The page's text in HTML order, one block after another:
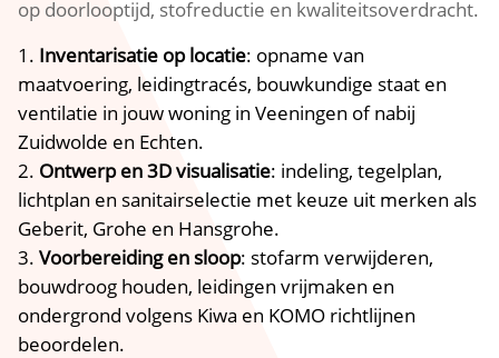
op doorlooptijd, stofreductie en kwaliteitsoverdracht.
Inventarisatie op locatie: opname van
maatvoering, leidingtracés, bouwkundige staat en
ventilatie in jouw woning in Veeningen of nabij
Zuidwolde en Echten.
Ontwerp en 3D visualisatie: indeling, tegelplan,
lichtplan en sanitairselectie met keuze uit merken als
Geberit, Grohe en Hansgrohe.
Voorbereiding en sloop: stofarm verwijderen,
bouwdroog houden, leidingen vrijmaken en
ondergrond volgens Kiwa en KOMO richtlijnen
beoordelen.